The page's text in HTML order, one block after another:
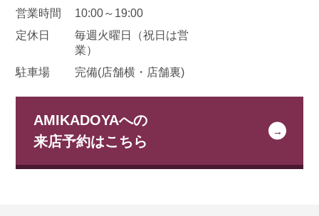
営業時間
10:00～19:00
定休日
毎週火曜日
（祝日は営
業）
駐車場
完備(店舗横・店舗裏)
AMIKADOYAへの
来店予約はこちら